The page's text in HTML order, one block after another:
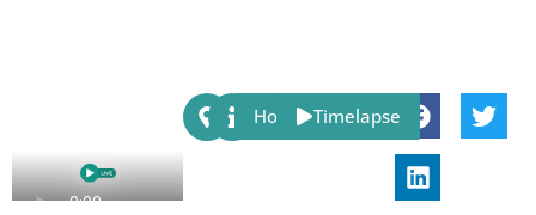
Share:
Host Timelapse